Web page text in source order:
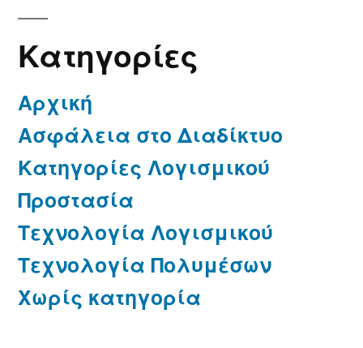
Kατηγορίες
Αρχική
Ασφάλεια στο Διαδίκτυο
Κατηγορίες Λογισμικού
Προστασία
Τεχνολογία Λογισμικού
Τεχνολογία Πολυμέσων
Χωρίς κατηγορία